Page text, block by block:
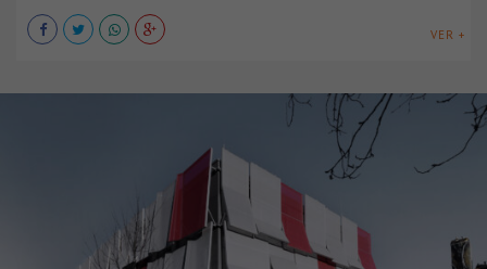
VER +